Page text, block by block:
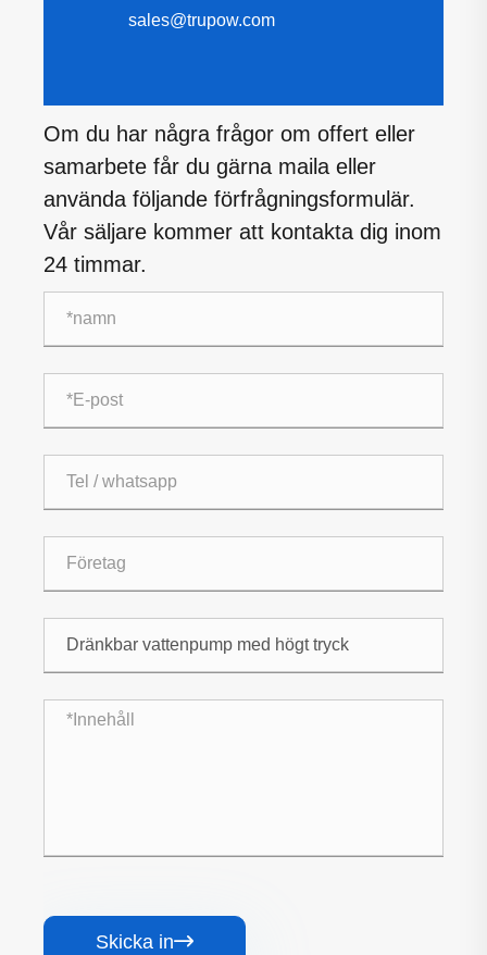
sales@trupow.com
Om du har några frågor om offert eller
samarbete får du gärna maila eller
använda följande förfrågningsformulär.
Vår säljare kommer att kontakta dig inom
24 timmar.
Skicka in